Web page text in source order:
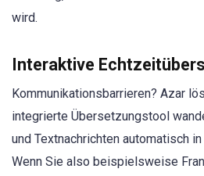
wird.
Interaktive
Kommunikationsbarrieren? Azar
integrierte Übersetzungstool
und Textnachrichten automatisch
Wenn Sie also beispielsweise